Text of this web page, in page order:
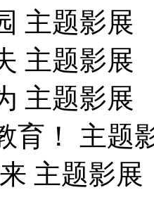
主题影展
主题影展
主题影展
育！ 主题
主题影展